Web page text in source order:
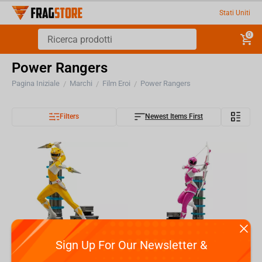
Stati Uniti
0
Power Rangers
Pagina Iniziale / Marchi / Film Eroi / Power Rangers
Filters Newest Items First
Sign Up For Our Newsletter &